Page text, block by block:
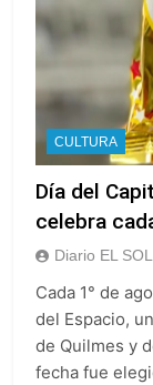
CULTURA
Día del
celebra
Diario EL SOL
Cada 1° de
del Espacio,
de Quilmes y
fecha fue